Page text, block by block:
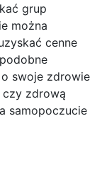
grup
można
cenne
swoje zdrowie
zdrową
samopoczucie